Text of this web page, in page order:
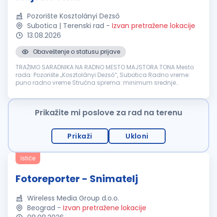
Pozorište Kosztolányi Dezső
Subotica | Terenski rad - Izvan pretražene lokacije
13.08.2026
Obaveštenje o statusu prijave
TRAŽIMO SARADNIKA NA RADNO MESTO MAJSTORA TONA Mesto
rada: Pozorište „Kosztolányi Dezső“, Subotica Radno vreme:
puno radno vreme Stručna sprema: minimum srednje
za potrebe proba i predstava...
Prikažite mi poslove za rad na terenu
Prikaži Ukloni
Ističe
Fotoreporter - Snimatelj
Wireless Media Group d.o.o.
Beograd - Izvan pretražene lokacije